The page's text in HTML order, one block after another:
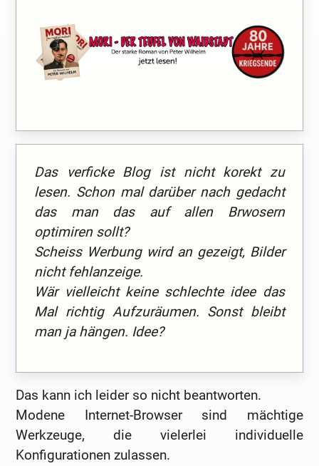
Das verficke Blog ist nicht korekt zu
lesen. Schon mal darüber nach gedacht
das man das auf allen Brwosern
optimiren sollt?
Scheiss Werbung wird an gezeigt, Bilder
nicht fehlanzeige.
Wär vielleicht keine schlechte idee das
Mal richtig Aufzuräumen. Sonst bleibt
man ja hängen. Idee?
Das kann ich leider so nicht beantworten.
Modene Internet-Browser sind mächtige
Werkzeuge, die vielerlei individuelle
Konfigurationen zulassen.